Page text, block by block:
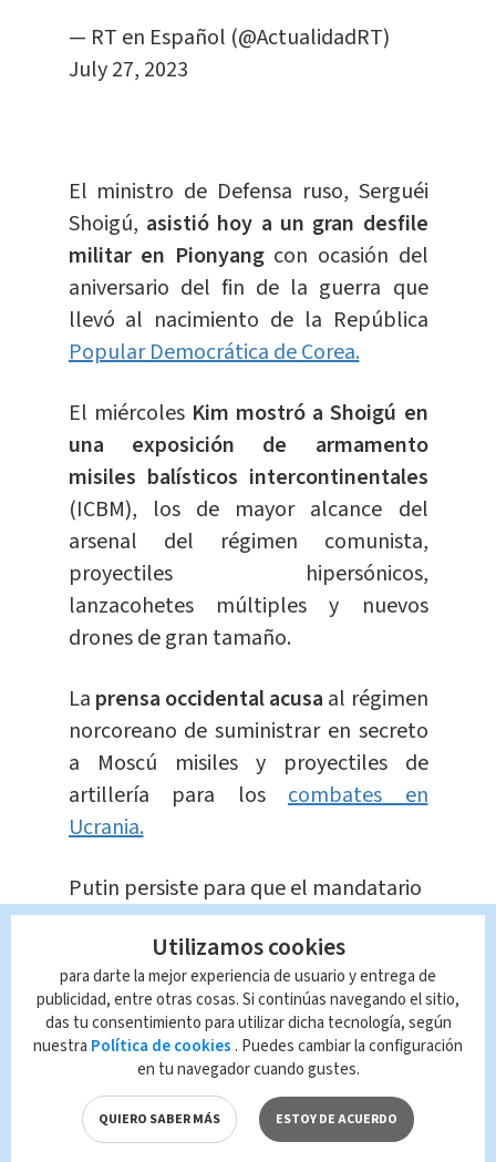
— RT en Español (@ActualidadRT)
July 27, 2023
El ministro de Defensa ruso, Serguéi
Shoigú, asistió hoy a un gran desfile
militar en Pionyang con ocasión del
aniversario del fin de la guerra que
llevó al nacimiento de la República
Popular Democrática de Corea.
El miércolesKim mostró a Shoigú en
una exposición de armamento
misiles balísticos intercontinentales
(ICBM), los de mayor alcance del
arsenal del régimen comunista,
proyectiles hipersónicos,
lanzacohetes múltiples y nuevos
drones de gran tamaño.
La prensa occidental acusa al régimen
norcoreano de suministrar en secreto
a Moscú misiles y proyectiles de
artillería para los combates en
Ucrania.
Putin persiste para que el mandatario
de Comoras no se levante
Putin insistió en que el presidente de
Comoras, Azali Assoumani, se sentara
después de que el mandatario
africano intentara levantarse tras
haber tomado asiento primero en la
mesa.pic.twitter.com/1kBbGT90SS
Utilizamos cookies
para darte la mejor experiencia de usuario y entrega de
publicidad, entre otras cosas. Si continúas navegando el sitio,
das tu consentimiento para utilizar dicha tecnología, según
nuestra Política de cookies . Puedes cambiar la configuración
en tu navegador cuando gustes.
QUIERO SABER MÁS ESTOY DE ACUERDO